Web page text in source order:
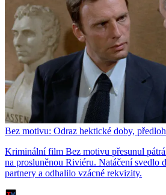
Bez motivu: Odraz hektické doby,
Kriminální film Bez motivu přesunul
na prosluněnou Riviéru. Natáčení svedlo
partnery a odhalilo vzácné rekvizity.